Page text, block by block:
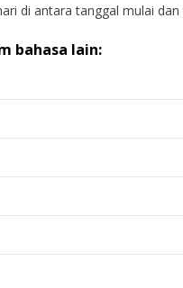
di antara tanggal mulai
bahasa lain: